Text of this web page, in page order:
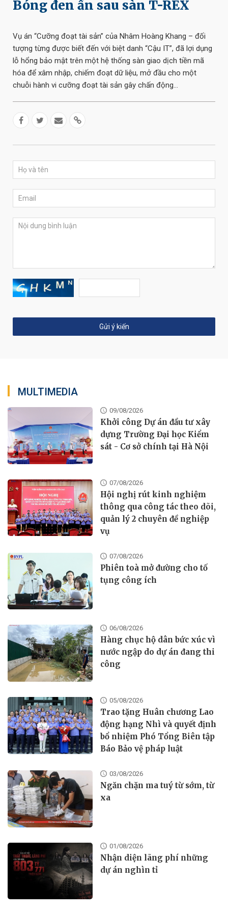
Bóng đen ẩn sau sàn T-REX
Vụ án “Cưỡng đoạt tài sản” của Nhâm Hoàng Khang – đối
tượng từng được biết đến với biệt danh “Cậu IT”, đã lợi dụng
lỗ hổng bảo mật trên một hệ thống sàn giao dịch tiền mã
hóa để xâm nhập, chiếm đoạt dữ liệu, mở đầu cho một
chuỗi hành vi cưỡng đoạt tài sản gây chấn động…
MULTIMEDIA
09/08/2026
Khởi công Dự án đầu tư xây
dựng Trường Đại học Kiểm
sát - Cơ sở chính tại Hà Nội
07/08/2026
Hội nghị rút kinh nghiệm
thông qua công tác theo dõi,
quản lý 2 chuyên đề nghiệp
vụ
07/08/2026
Phiên toà mở đường cho tố
tụng công ích
06/08/2026
Hàng chục hộ dân bức xúc vì
nước ngập do dự án đang thi
công
05/08/2026
Trao tặng Huân chương Lao
động hạng Nhì và quyết định
bổ nhiệm Phó Tổng Biên tập
Báo Bảo vệ pháp luật
03/08/2026
Ngăn chặn ma tuý từ sớm, từ
xa
01/08/2026
Nhận diện lãng phí những
dự án nghìn tỉ